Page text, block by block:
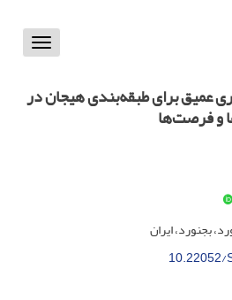
Toggle
عمیق برای طبقه‌بندی هیجان در
و فرصت‌ها
بجنورد، ایران
10.22052/